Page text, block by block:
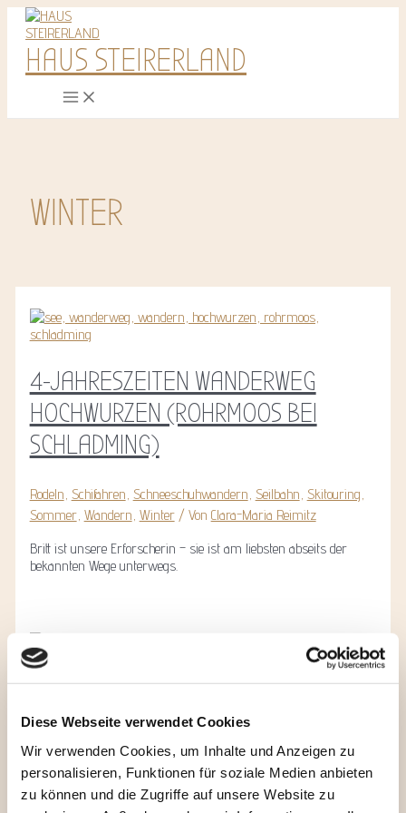
Diese Webseite verwendet Cookies
Wir verwenden Cookies, um Inhalte und Anzeigen zu
personalisieren, Funktionen für soziale Medien anbieten
zu können und die Zugriffe auf unsere Website zu
Zum
Inhalt
springen
HAUS STEIRERLAND
Main
Menu
WINTER
4-JAHRESZEITEN WANDERWEG
HOCHWURZEN (ROHRMOOS BEI
SCHLADMING)
Rodeln, Schifahren, Schneeschuhwandern, Seilbahn, Skitouring,
Sommer, Wandern, Winter/ Von Clara-Maria Reimitz
Britt ist unsere Erforscherin – sie ist am liebsten abseits der
bekannten Wege unterwegs.
HOCHWURZEN (ROHRMOOS BEI
SCHLADMING)